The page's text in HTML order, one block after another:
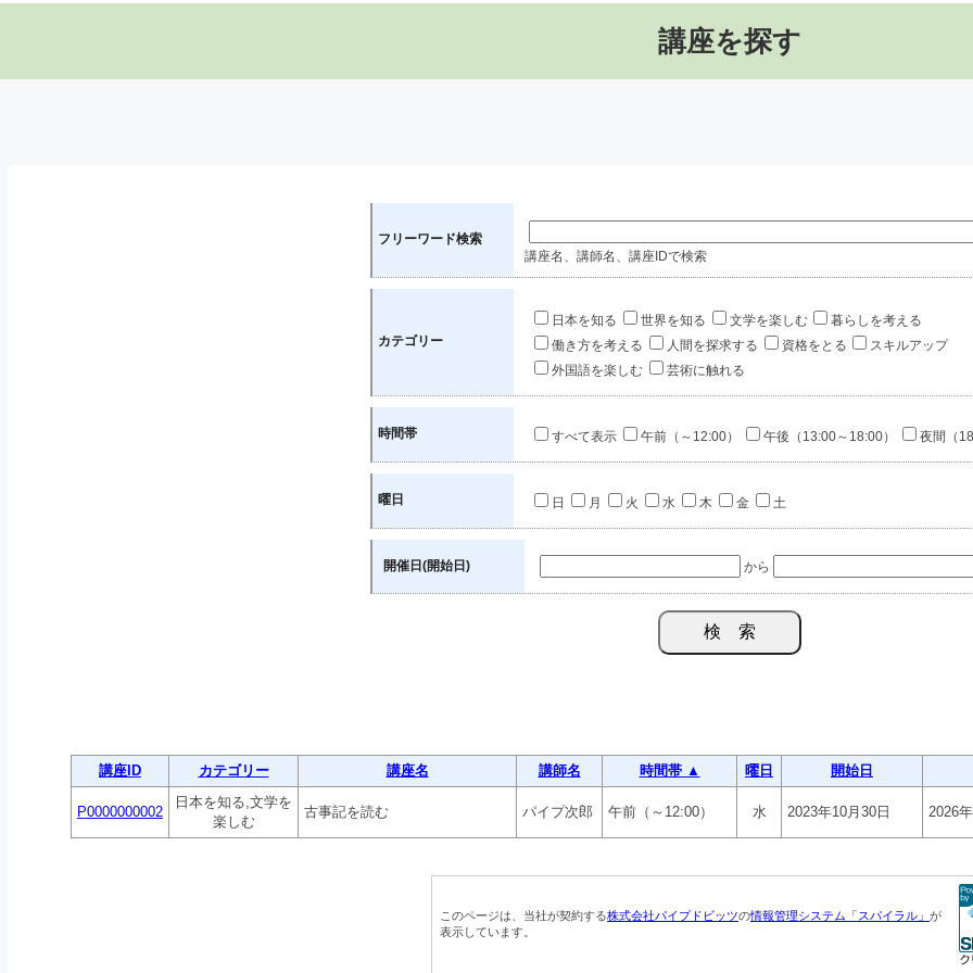
講座を探す
フリーワード検索
講座名、講師名、講座IDで検索
カテゴリー
日本を知る 世界を知る 文学を楽しむ
暮らしを考える
働き方を考える
人間を探求する 資格をとる
スキルアップ
外国語を楽しむ
芸術に触れる
時間帯 すべて表示 午前（～12:00） 午後（13:00～18:00） 夜間（
曜日 日 月 火 水 木 金 土
開催日(開始日) から
講座ID カテゴリー 講座名 講師名 時間帯 ▲ 曜日 開始日
P0000000002
日本を知る,文学を
楽しむ
古事記を読む パイプ次郎 午前（～12:00） 水 2023年10月30日 2026
このページは、当社が契約する株式会社パイプドビッツの情報管理システム「スパイラル」 が
表示しています。